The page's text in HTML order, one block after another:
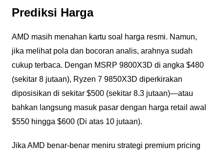
Prediksi Harga
AMD masih menahan kartu soal harga resmi. Namun,
jika melihat pola dan bocoran analis, arahnya sudah
cukup terbaca. Dengan MSRP 9800X3D di angka $480
(sekitar 8 jutaan), Ryzen 7 9850X3D diperkirakan
diposisikan di sekitar $500 (sekitar 8.3 jutaan)—atau
bahkan langsung masuk pasar dengan harga retail awal
$550 hingga $600 (Di atas 10 jutaan).
Jika AMD benar-benar meniru strategi premium pricing